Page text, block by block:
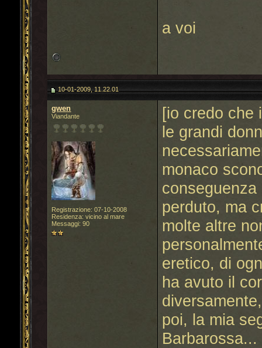
a voi
10-01-2009, 11.22.01
gwen
Viandante
Registrazione: 07-10-2008
Residenza: vicino al mare
Messaggi: 90
[io credo che
le grandi
monaco
perduto, ma
molte altre
eretico, di
ha avuto il
poi, la mia
Barbarossa...